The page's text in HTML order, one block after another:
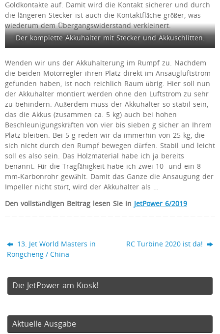
Goldkontakte auf. Damit wird die Kontakt sicherer und durch
die längeren Stecker ist auch die Kontaktfläche größer, was
wiederum dem Übergangswiderstand verkleinert.
Der komplette Akkuhalter mit Stecker und Akkuschlitten.
Wenden wir uns der Akkuhalterung im Rumpf zu. Nachdem
die beiden Motorregler ihren Platz direkt im Ansaugluftstrom
gefunden haben, ist noch reichlich Raum übrig. Hier soll nun
der Akkuhalter montiert werden ohne den Luftstrom zu sehr
zu behindern. Außerdem muss der Akkuhalter so stabil sein,
das die Akkus (zusammen ca. 5 kg) auch bei hohen
Beschleunigungskräften von vier bis sieben g sicher an Ihrem
Platz bleiben. Bei 5 g reden wir da immerhin von 25 kg, die
sich nicht durch den Rumpf bewegen dürfen. Stabil und leicht
soll es also sein. Das Holzmaterial habe ich ja bereits
benannt. Für die Tragfähigkeit habe ich zwei 10- und ein 8
mm-Karbonrohr gewählt. Damit das Ganze die Ansaugung der
Impeller nicht stört, wird der Akkuhalter als …
Den vollständigen Beitrag lesen Sie in JetPower 6/2019
13. Jet World Masters in
Rongcheng / China
RC Turbine 2020 ist da!
Die JetPower am Kiosk!
Aktuelle Ausgabe